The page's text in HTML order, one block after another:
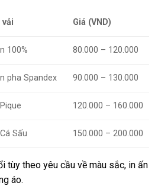
vải Giá (VND)
100% 80.000 – 120.000
pha Spandex 90.000 – 130.000
120.000 – 160.000
Sấu 150.000 – 200.000
tùy theo yêu cầu về màu sắc, in ấn
áo.